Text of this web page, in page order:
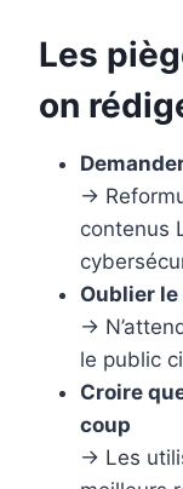
Les
on
→
contenus
Oublier
→
le public
Croire
coup
→ Les